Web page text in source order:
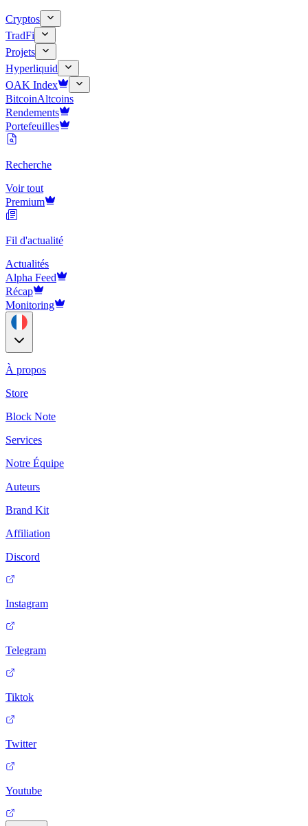
Cryptos
TradFi
Projets
Hyperliquid
OAK Index
BitcoinAltcoins
Rendements
Portefeuilles
Recherche
Voir tout
Premium
Fil d'actualité
Actualités
Alpha Feed
Récap
Monitoring
À propos
Store
Block Note
Services
Notre Équipe
Auteurs
Brand Kit
Affiliation
Discord
Instagram
Telegram
Tiktok
Twitter
Youtube